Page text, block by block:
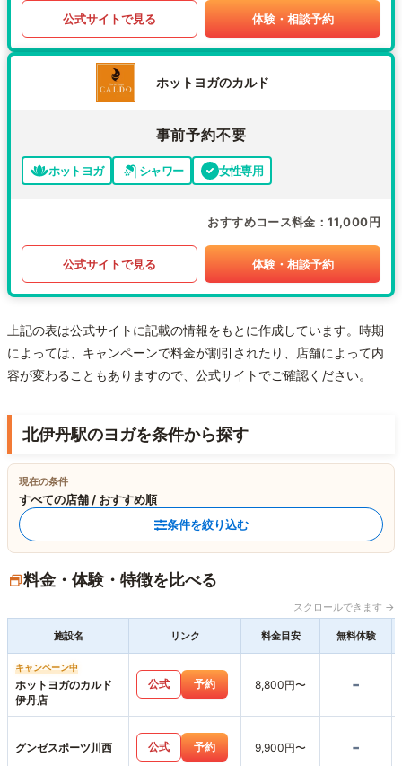
公式サイトで見る 体験・相談予約
ホットヨガのカルド
事前予約不要
ホットヨガ シャワー 女性専用
おすすめコース料金 11,000円
公式サイトで見る 体験・相談予約
上記の表は公式サイトに記載の情報をもとに作成しています。時期
によっては、キャンペーンで料金が割引されたり、店舗によって内
容が変わることもありますので、公式サイトでご確認ください。
北伊丹駅のヨガを条件から探す
現在の条件
すべての店舗 / おすすめ順
条件を絞り込む
料金・体験・特徴を比べる
スクロールできます →
施設名 リンク 料金目安 無料体験
キャンペーン中
ホットヨガのカルド
伊丹店
公式 予約 8,800円〜 -
グンゼスポーツ川西 公式 予約 9,900円〜 -